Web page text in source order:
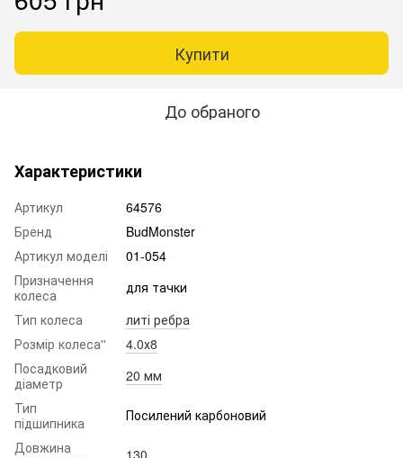
Купити
До обраного
Характеристики
Артикул
64576
Бренд
BudMonster
Артикул моделі
01-054
Призначення
колеса
для тачки
Тип колеса
литі ребра
Розмір колеса''
4.0х8
Посадковий
діаметр
20 мм
Тип
підшипника
Посилений карбоновий
Довжина
130